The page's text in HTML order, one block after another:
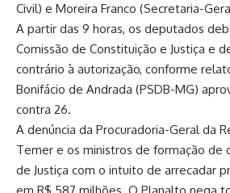
Civil) e Moreira Franco (Secretaria-
A partir das 9 horas, os deputados
Comissão de Constituição e Justiça e
contrário à autorização, conforme
Bonifácio de Andrada (PSDB-MG)
contra 26.
A denúncia da Procuradoria-Geral da
Temer e os ministros de formação de
de Justiça com o intuito de arrecadar